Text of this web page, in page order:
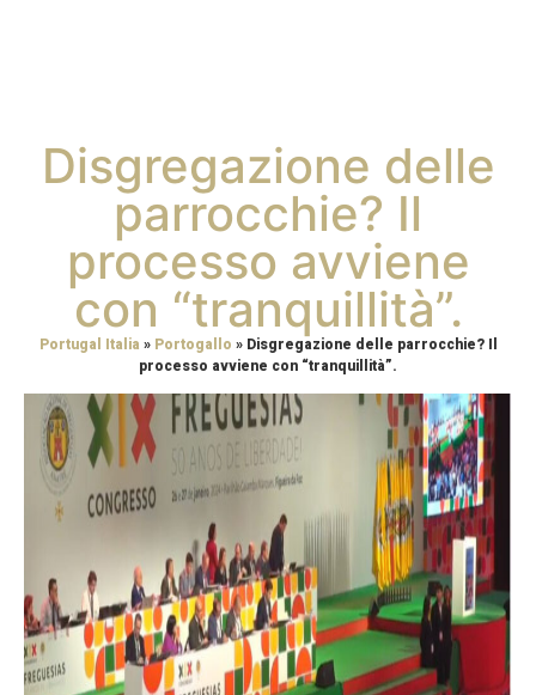
Disgregazione delle
parrocchie? Il
processo avviene
con “tranquillità”.
Portugal Italia » Portogallo » Disgregazione delle parrocchie? Il
processo avviene con “tranquillità”.